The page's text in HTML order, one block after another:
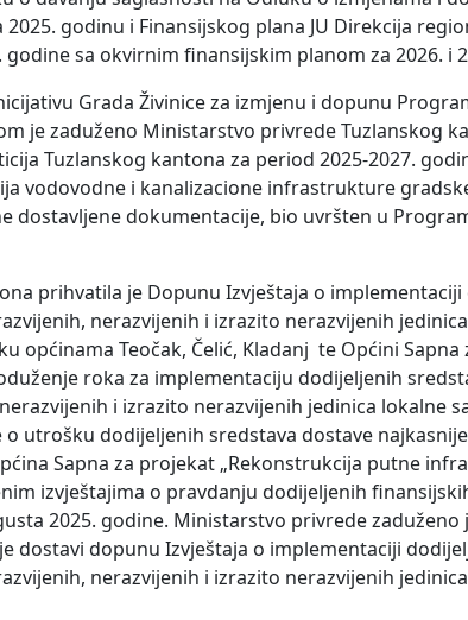
godinu i Finansijskog plana JU Direkcija
godine sa okvirnim finansijskim planom za 2026. i
Grada Živinice za izmjenu i dopunu
je zaduženo Ministarstvo privrede Tuzlanskog
Tuzlanskog kantona za period 2025-2027.
vodovodne i kanalizacione infrastrukture
dostavljene dokumentacije, bio uvršten u
prihvatila je Dopunu Izvještaja o
nerazvijenih i izrazito nerazvijenih
općinama Teočak, Čelić, Kladanj te Općini
roka za implementaciju dodijeljenih
i izrazito nerazvijenih jedinica lokalne
o utrošku dodijeljenih sredstava dostave
Sapna za projekat „Rekonstrukcija putne
izvještajima o pravdanju dodijeljenih
2025. godine. Ministarstvo privrede
dostavi dopunu Izvještaja o implementaciji
nerazvijenih i izrazito nerazvijenih